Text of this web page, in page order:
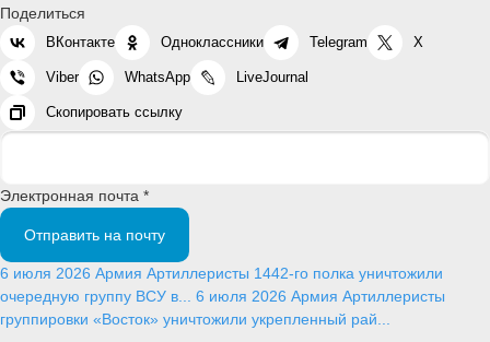
Поделиться
ВКонтакте Одноклассники Telegram X
Viber WhatsApp LiveJournal
Скопировать ссылку
Электронная почта *
Отправить на почту
6 июля 2026 Армия Артиллеристы 1442-го полка уничтожили
очередную группу ВСУ в... 6 июля 2026 Армия Артиллеристы
группировки «Восток» уничтожили укрепленный рай...